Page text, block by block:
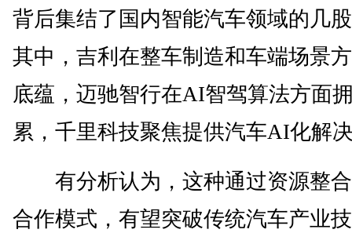
背后集结了国内智能汽车领域的几
其中，吉利在整车制造和车端场景
底蕴，迈驰智行在AI智驾算法方面
累，千里科技聚焦提供汽车AI化解
有分析认为，这种通过资源整合
合作模式，有望突破传统汽车产业